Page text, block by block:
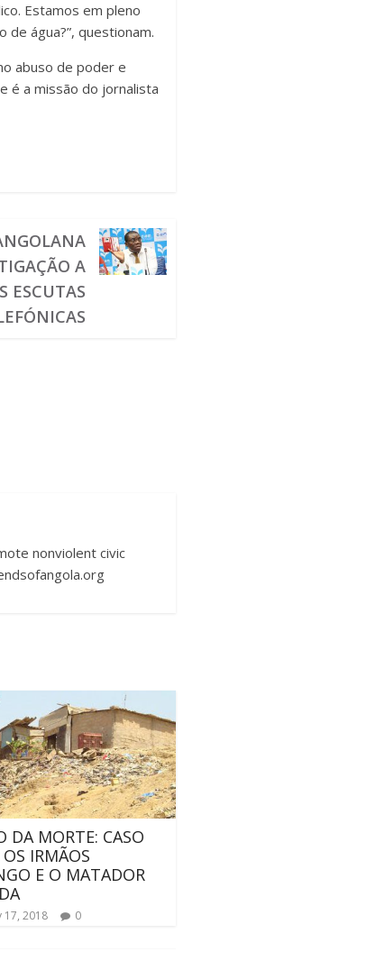
Estamos em pleno
água?”, questionam.
abuso de poder e
é a missão do jornalista
A
ESCUTAS
nonviolent civic
DA MORTE: CASO
IRMÃOS
E O MATADOR
17, 2018 0